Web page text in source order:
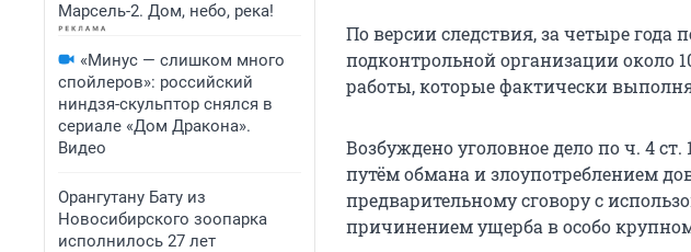
Марсель-2. Дом, небо, река!
«Минус — слишком много
спойлеров»: российский
ниндзя-скульптор снялся в
сериале «Дом Дракона».
Видео
Орангутану Бату из
Новосибирского зоопарка
исполнилось 27 лет
По версии следствия, за четыре года
подконтрольной организации около
работы, которые фактически
Возбуждено уголовное дело по ч. 4
путём обмана и злоупотреблением
предварительному сговору с
причинением ущерба в особо